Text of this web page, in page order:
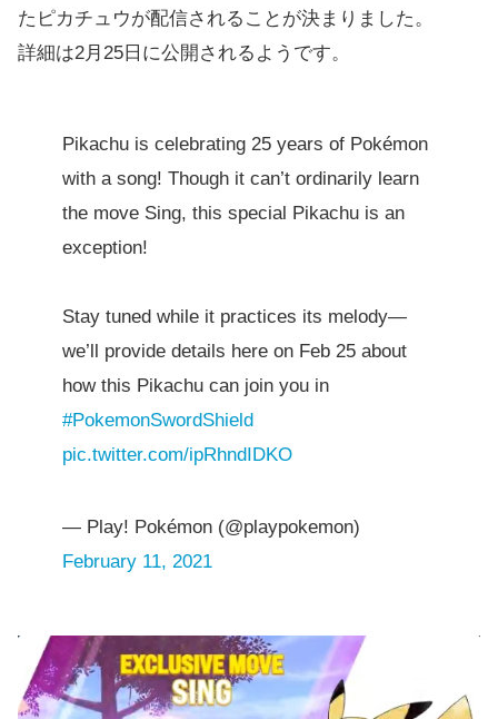
たピカチュウが配信されることが決まりました。
詳細は2月25日に公開されるようです。
Pikachu is celebrating 25 years of Pokémon
with a song! Though it can’t ordinarily learn
the move Sing, this special Pikachu is an
exception!
Stay tuned while it practices its melody—
we’ll provide details here on Feb 25 about
how this Pikachu can join you in
#PokemonSwordShield
pic.twitter.com/ipRhndIDKO
— Play! Pokémon (@playpokemon)
February 11, 2021